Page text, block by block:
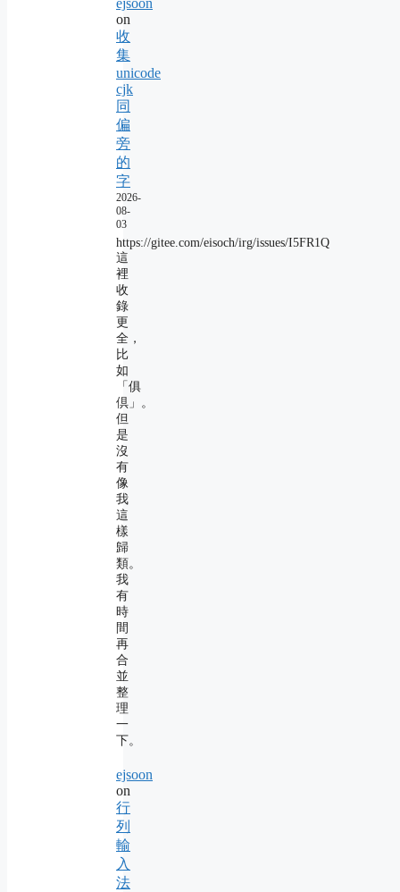
ejsoon
on
收
集
unicode
cjk
同
偏
旁
的
字
2026-
08-
03
https://gitee.com/eisoch/irg/issues/I5FR1Q
這
裡
收
錄
更
全，
比
如
「俱
倶」。
但
是
沒
有
像
我
這
樣
歸
類。
我
有
時
間
再
合
並
整
理
一
下。
ejsoon
on
行
列
輸
入
法